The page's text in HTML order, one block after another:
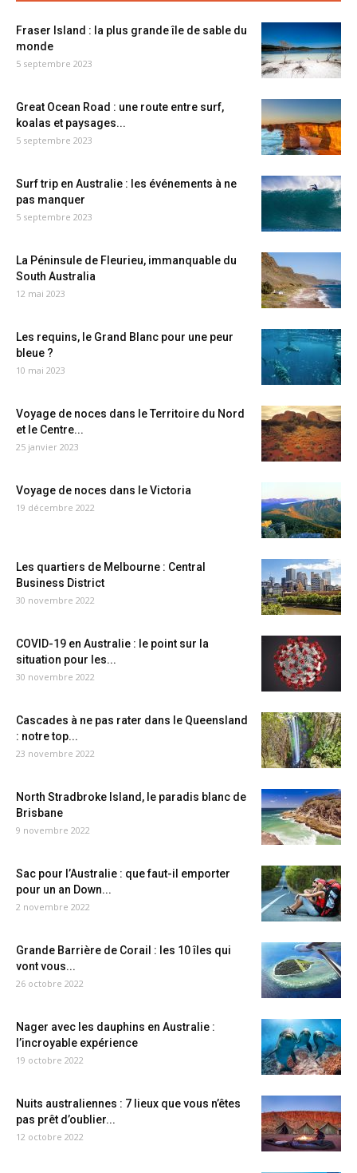
Fraser Island : la plus grande île de sable du
monde
5 septembre 2023
Great Ocean Road : une route entre surf,
koalas et paysages...
5 septembre 2023
Surf trip en Australie : les événements à ne
pas manquer
5 septembre 2023
La Péninsule de Fleurieu, immanquable du
South Australia
12 mai 2023
Les requins, le Grand Blanc pour une peur
bleue ?
10 mai 2023
Voyage de noces dans le Territoire du Nord
et le Centre...
25 janvier 2023
Voyage de noces dans le Victoria
19 décembre 2022
Les quartiers de Melbourne : Central
Business District
30 novembre 2022
COVID-19 en Australie : le point sur la
situation pour les...
30 novembre 2022
Cascades à ne pas rater dans le Queensland
: notre top...
23 novembre 2022
North Stradbroke Island, le paradis blanc de
Brisbane
9 novembre 2022
Sac pour l’Australie : que faut-il emporter
pour un an Down...
2 novembre 2022
Grande Barrière de Corail : les 10 îles qui
vont vous...
26 octobre 2022
Nager avec les dauphins en Australie :
l’incroyable expérience
19 octobre 2022
Nuits australiennes : 7 lieux que vous n’êtes
pas prêt d’oublier...
12 octobre 2022